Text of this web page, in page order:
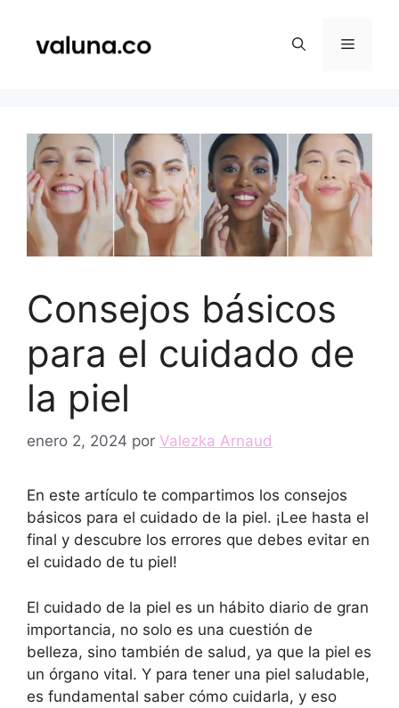
contenido
Menú
Consejos básicos
para el cuidado de
la piel
enero 2, 2024 por Valezka Arnaud
En este artículo te compartimos los consejos
básicos para el cuidado de la piel. ¡Lee hasta el
final y descubre los errores que debes evitar en
el cuidado de tu piel!
El cuidado de la piel es un hábito diario de gran
importancia, no solo es una cuestión de
belleza, sino también de salud, ya que la piel es
un órgano vital. Y para tener una piel saludable,
es fundamental saber cómo cuidarla, y eso